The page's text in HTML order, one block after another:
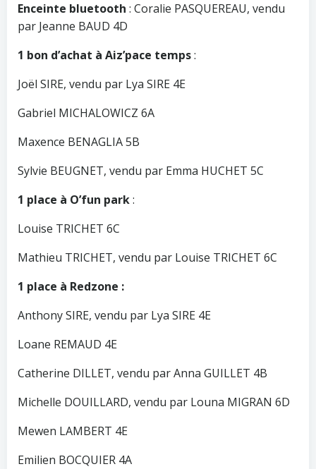
Enceinte bluetooth : Coralie PASQUEREAU, vendu
par Jeanne BAUD 4D
1 bon d’achat à Aiz’pace temps:
Joël SIRE, vendu par Lya SIRE 4E
Gabriel MICHALOWICZ 6A
Maxence BENAGLIA 5B
Sylvie BEUGNET, vendu par Emma HUCHET 5C
1 place à O’fun park:
Louise TRICHET 6C
Mathieu TRICHET, vendu par Louise TRICHET 6C
1 place à Redzone :
Anthony SIRE, vendu par Lya SIRE 4E
Loane REMAUD 4E
Catherine DILLET, vendu par Anna GUILLET 4B
Michelle DOUILLARD, vendu par Louna MIGRAN 6D
Mewen LAMBERT 4E
Emilien BOCQUIER 4A